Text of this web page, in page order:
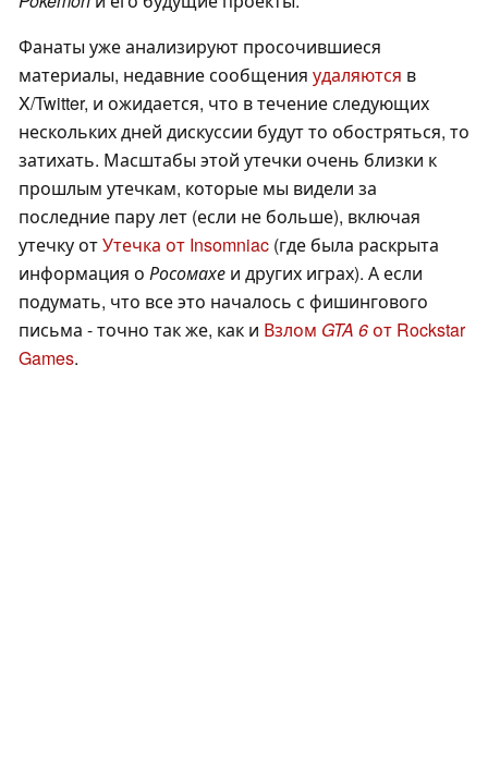
Фанаты уже анализируют просочившиеся
материалы, недавние сообщения удаляются в
X/Twitter, и ожидается, что в течение следующих
нескольких дней дискуссии будут то обостряться, то
затихать. Масштабы этой утечки очень близки к
прошлым утечкам, которые мы видели за
последние пару лет (если не больше), включая
утечку отУтечка от Insomniac (где была раскрыта
информация о Росомахе и других играх). А если
подумать, что все это началось с фишингового
письма - точно так же, как и Взлом GTA 6от Rockstar
Games.